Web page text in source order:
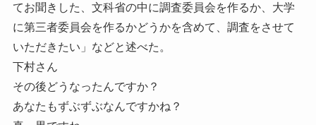
てお聞きした、文科省の中に調査委員会を作るか、大学
に第三者委員会を作るかどうかを含めて、調査をさせて
いただきたい」などと述べた。
下村さん
その後どうなったんですか？
あなたもずぶずぶなんですかね？